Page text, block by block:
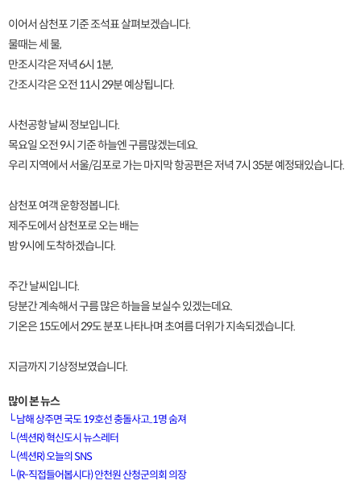
이어서 삼천포 기준 조석표 살펴보겠습니다.
물때는 세 물,
만조시각은 저녁 6시 1분,
간조시각은 오전 11시 29분 예상됩니다.
사천공항 날씨 정보입니다.
목요일 오전 9시 기준 하늘엔 구름많겠는데요.
우리 지역에서 서울/김포로 가는 마지막 항공편은 저녁 7시 35분 예정돼있습니다.
삼천포 여객 운항정봅니다.
제주도에서 삼천포로 오는 배는
밤 9시에 도착하겠습니다.
주간 날씨입니다.
당분간 계속해서 구름 많은 하늘을 보실수 있겠는데요.
기온은 15도에서 29도 분포 나타나며 초여름 더위가 지속되겠습니다.
지금까지 기상정보였습니다.
많이 본 뉴스
└남해 상주면 국도 19호선 충돌사고..1명 숨져
└(섹션R) 혁신도시 뉴스레터
└(섹션R) 오늘의 SNS
└(R-직접들어봅시다) 안천원 산청군의회 의장
[VOD공지] 청춘초이스 이용금액 변경 안내